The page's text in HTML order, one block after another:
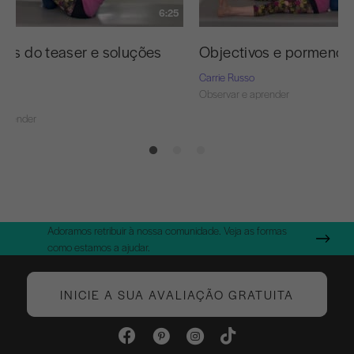
6:25
do teaser e soluções Objectivos e
Carrie Russo
Observar e aprender
Adoramos retribuir à nossa comunidade. Veja as formas
como estamos a ajudar.
INICIE A SUA AVALIAÇÃO GRATUITA